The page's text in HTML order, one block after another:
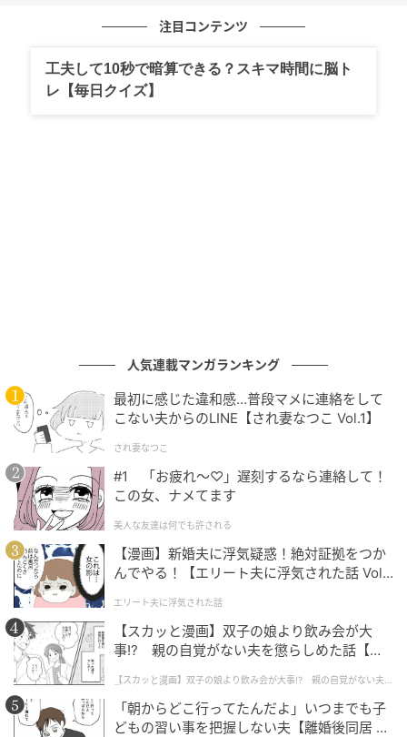
ベビーカレンダー
そんなときは……。
注目コンテンツ
工夫して10秒で暗算できる？スキマ時間に脳ト
レ【毎日クイズ】
人気連載マンガランキング
最初に感じた違和感…普段マメに連絡をして
こない夫からのLINE【され妻なつこ Vol.1】
され妻なつこ
#1 「お疲れ〜♡」遅刻するなら連絡して！
この女、ナメてます
美人な友達は何でも許される
【漫画】新婚夫に浮気疑惑！絶対証拠をつか
んでやる！【エリート夫に浮気された話 Vol.
エリート夫に浮気された話
【スカッと漫画】双子の娘より飲み会が大
事!? 親の自覚がない夫を懲らしめた話【第1
【スカッと漫画】双子の娘より飲み会が大事!? 親の自覚がない夫を
懲らしめた話
「朝からどこ行ってたんだよ」いつまでも子
どもの習い事を把握しない夫【離婚後同居 Vo